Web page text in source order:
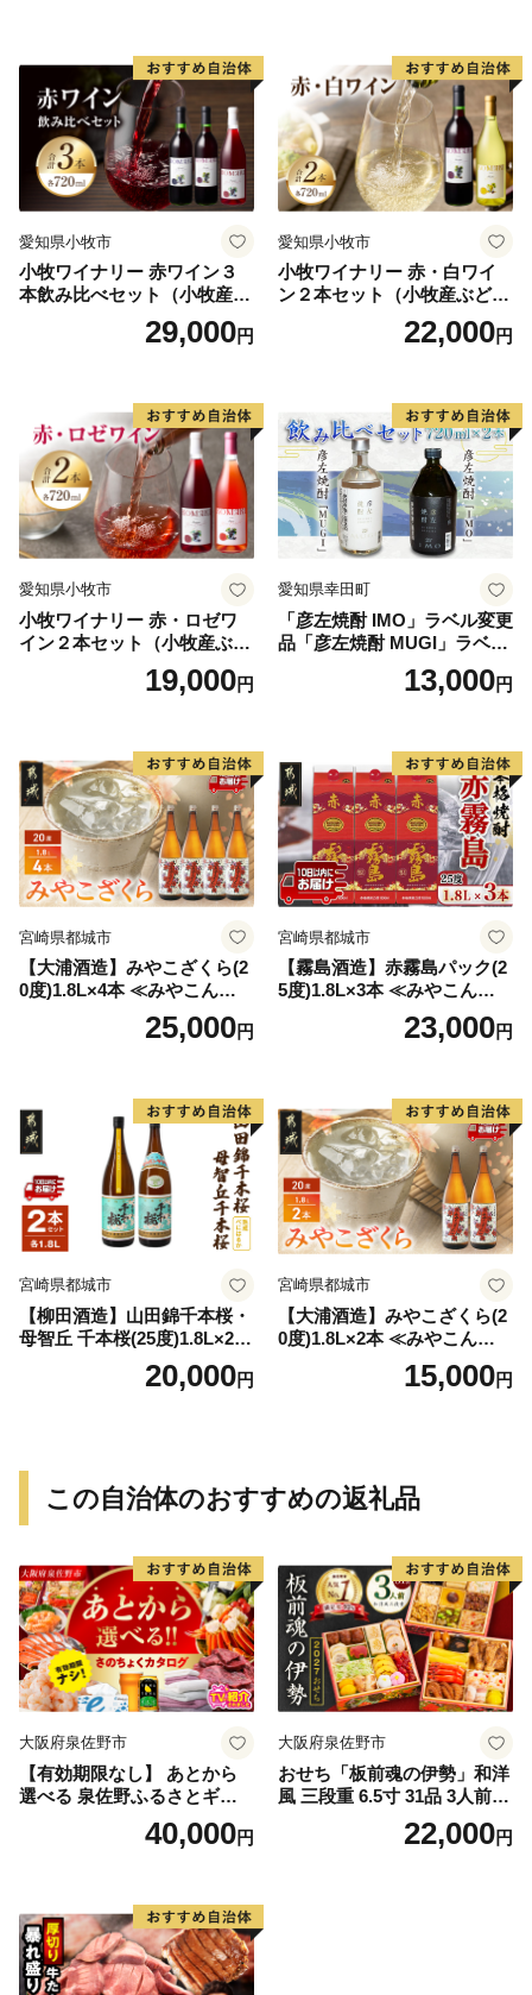
愛知県小牧市
小牧ワイナリー 赤ワイン３
本飲み比べセット（小牧産ぶ
どう100％使用）29,000円
愛知県小牧市
小牧ワイナリー 赤・白ワイ
ン２本セット（小牧産ぶどう
22,000円
愛知県小牧市
小牧ワイナリー 赤・ロゼワ
イン２本セット（小牧産ぶど
19,000円
愛知県幸田町
「彦左焼酎 IMO」ラベル変更
品「彦左焼酎 MUGI」ラベル
変更品 飲み比べ セット 合計
2本 720ml×各1本 25度 焼酎
13,000円
宮崎県都城市
【大浦酒造】みやこざくら(2
0度)1.8L×4本 ≪みやこんじょ
特急便≫_AD-077125,000円
宮崎県都城市
【霧島酒造】赤霧島パック(2
5度)1.8L×3本 ≪みやこんじょ
特急便≫_23-07-K03P-1800-3
23,000円
宮崎県都城市
【柳田酒造】山田錦千本桜・
母智丘 千本桜(25度)1.8L×2本
≪みやこんじょ特急便≫_AC
20,000円
宮崎県都城市
【大浦酒造】みやこざくら(2
0度)1.8L×2本 ≪みやこんじょ
特急便≫_MJ-077115,000円
この自治体のおすすめの返礼品
大阪府泉佐野市
【有効期限なし】 あとから
選べる 泉佐野ふるさとギフ
ト（寄附40,000円コース）
【4000品以上掲載 高評価 カ
タオル ティッシュ あとから
セレクト カタログギフト】
40,000円
大阪府泉佐野市
おせち「板前魂の伊勢」和洋
風 三段重 6.5寸 31品 3人前
【1位獲得 おせち料理 板前魂
贅沢おせち お節 惣菜 冷凍 先
22,000円